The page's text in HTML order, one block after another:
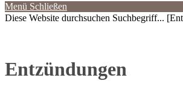
Menü Schließen
Diese Website durchsuchen Suchbegriff...
Entzündungen